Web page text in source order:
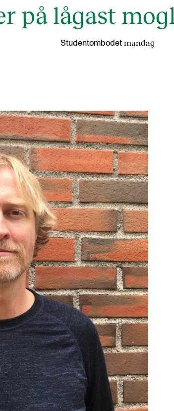
på lågast
Studentombodet mandag